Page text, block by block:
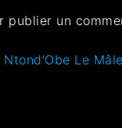
publier un
Le Mâle